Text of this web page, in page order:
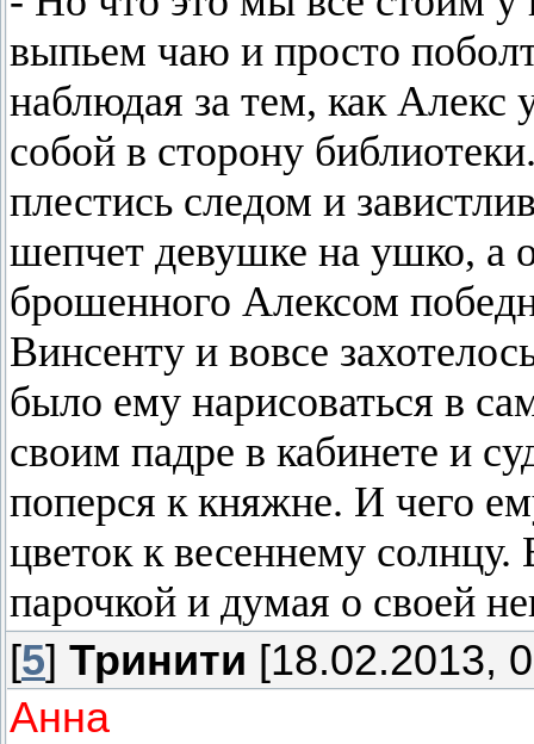
выпьем чаю и просто
наблюдая за тем, как Алекс
собой в сторону
плестись следом и
шепчет девушке на ушко, а
брошенного Алексом
Винсенту и вовсе
было ему нарисоваться в
своим падре в кабинете и
поперся к княжне. И чего
цветок к весеннему солнцу.
парочкой и думая о своей
[5] Тринити [18.02.2013,
Анна